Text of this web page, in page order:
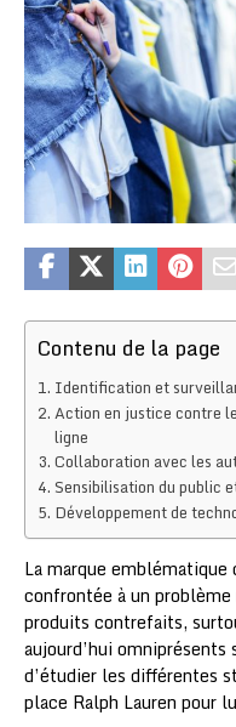
Contenu de la page
Identification et
Action en justice contre
ligne
Collaboration avec les
Sensibilisation du public
Développement de
La marque emblématique
confrontée à un
produits contrefaits,
aujourd’hui
d’étudier les différentes
place Ralph Lauren pour